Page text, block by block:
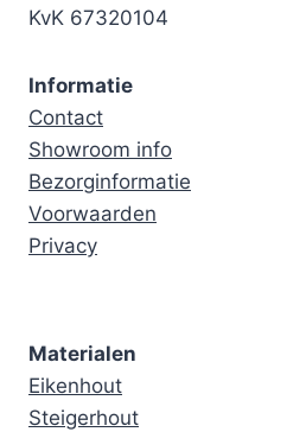
KvK 67320104
Informatie
Contact
Showroom info
Bezorginformatie
Voorwaarden
Privacy
Materialen
Eikenhout
Steigerhout